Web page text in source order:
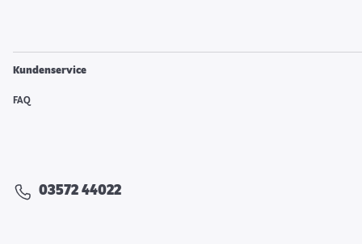
Kundenservice
FAQ
03572 44022